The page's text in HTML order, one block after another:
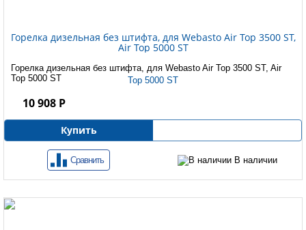
Горелка дизельная без штифта, для Webasto Air Top 3500 ST,
Air Top 5000 ST
Горелка дизельная без штифта, для Webasto Air Top 3500 ST, Air
Top 5000 ST
10 908 Р
Купить
Сравнить В наличии